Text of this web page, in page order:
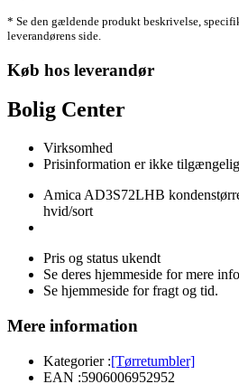
* Se den gældende produkt beskrivelse,
leverandørens side.
Køb hos leverandør
Bolig Center
Virksomhed
Prisinformation er ikke tilgængelig
Amica AD3S72LHB
hvid/sort
Pris og status ukendt
Se deres hjemmeside for mere
Se hjemmeside for fragt og tid.
Mere information
Kategorier :[Tørretumbler]
EAN :5906006952952